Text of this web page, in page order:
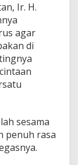
Ir. H.
agar
di
sesama
penuh rasa